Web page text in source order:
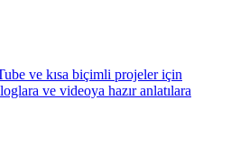
ve kısa biçimli projeler için
ve videoya hazır anlatılara